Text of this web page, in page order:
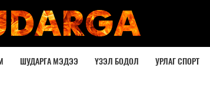
ШУДАРГА МЭДЭЭ ҮЗЭЛ БОДОЛ УРЛАГ СПОРТ